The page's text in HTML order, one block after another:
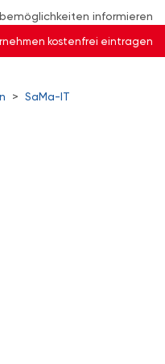
informieren
kostenfrei eintragen
> SaMa-IT